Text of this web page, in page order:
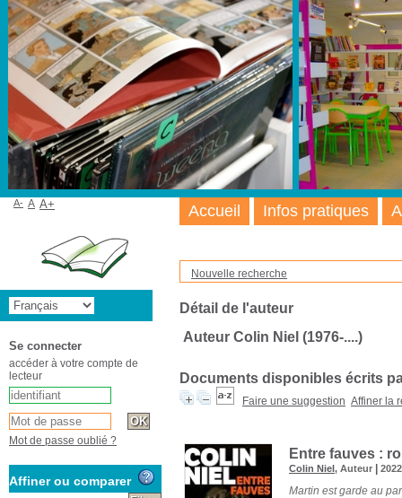
Nouvelle recherche
Détail de l'auteur
Auteur Colin Niel (1976-....)
Documents disponibles écrits
Faire une suggestion Affiner la
Entre fauves :
Colin Niel, Auteur |2022
Martin est garde au
Accueil Infos pratiques
A- A A+
Se connecter
accéder à votre compte de
lecteur
Mot de passe oublié ?
Affiner ou comparer